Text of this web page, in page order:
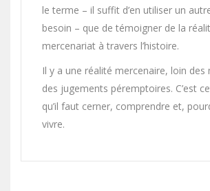
le terme – il suffit d’en utiliser un
besoin – que de témoigner de la
mercenariat à travers l’histoire.
Il y a une réalité mercenaire, loin des
des jugements péremptoires. C’est
qu’il faut cerner, comprendre et,
vivre.